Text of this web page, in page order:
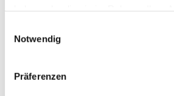
Notwendig
Präferenzen